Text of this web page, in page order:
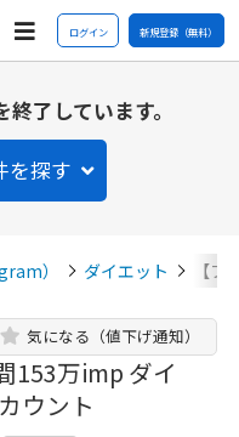
ログイン 新規登録（無料）
了しています。
を探す
） ダイエット 【
153万imp ダイ
ウント
気になる（値下げ通知）